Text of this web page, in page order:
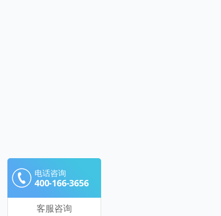
电话咨询
400-166-3656
客服咨询